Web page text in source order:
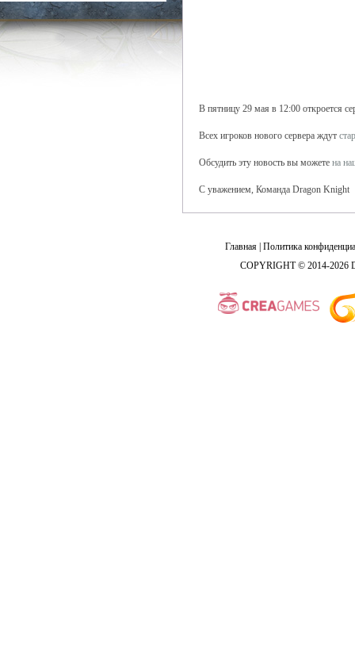
В пятницу 29 мая в 12:00 откроется
Всех игроков нового сервера ждут
Обсудить эту новость вы можете на
С уважением, Команда Dragon Knight
Главная Политика
COPYRIGHT © 2014-2026